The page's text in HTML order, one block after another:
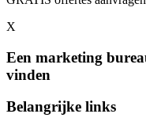
X
Een marketing
vinden
Belangrijke links